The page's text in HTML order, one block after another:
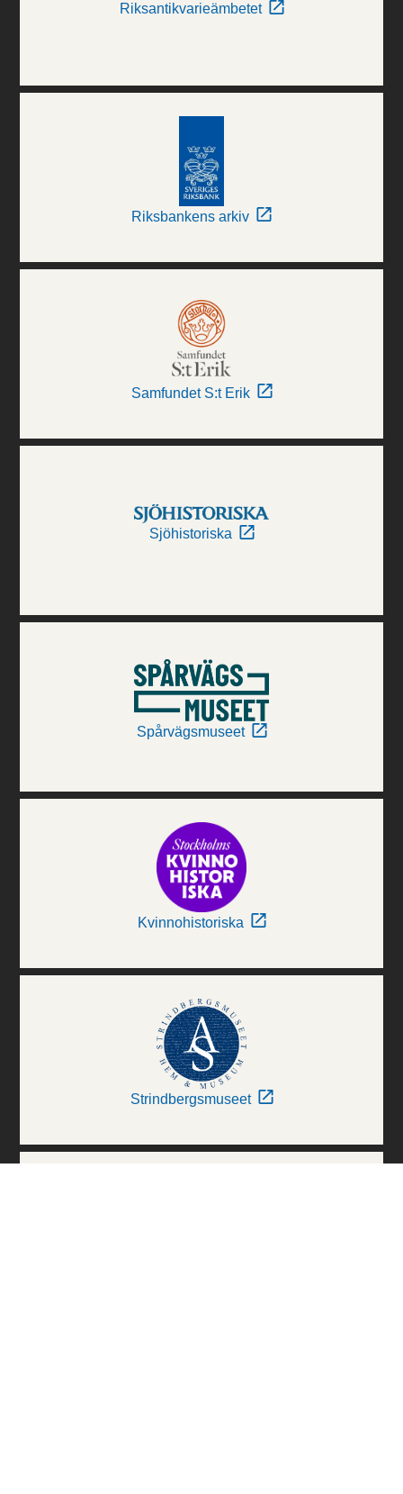
Riksantikvarieämbetet
Riksbankens arkiv
Samfundet S:t Erik
Sjöhistoriska
Spårvägsmuseet
Kvinnohistoriska
Strindbergsmuseet